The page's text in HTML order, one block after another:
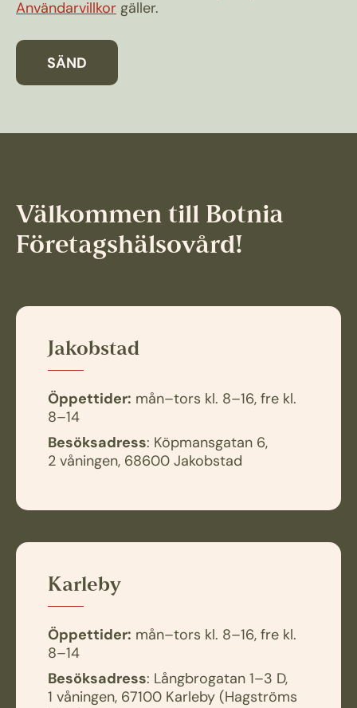
Användarvillkor gäller.
SÄND
Välkommen till Botnia
Företagshälsovård!
Jakobstad
Öppettider: mån–tors kl. 8–16, fre kl.
8–14
Besöksadress: Köpmansgatan 6,
2 våningen, 68600 Jakobstad
Karleby
Öppettider: mån–tors kl. 8–16, fre kl.
8–14
Besöksadress: Långbrogatan 1–3 D,
1 våningen, 67100 Karleby (Hagströms